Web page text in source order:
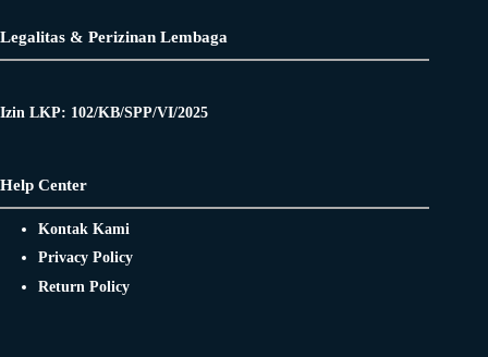
Legalitas & Perizinan Lembaga
Izin LKP: 102/KB/SPP/VI/2025
Help Center
Kontak Kami
Privacy Policy
Return Policy